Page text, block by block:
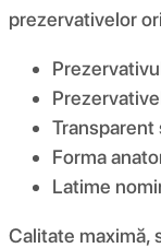
prezervativelor
Forma
Latime
Calitate maximă,